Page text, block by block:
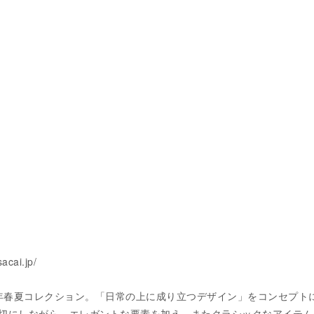
夏コレクション。「日常の上に成り立つデザイン」をコンセプト